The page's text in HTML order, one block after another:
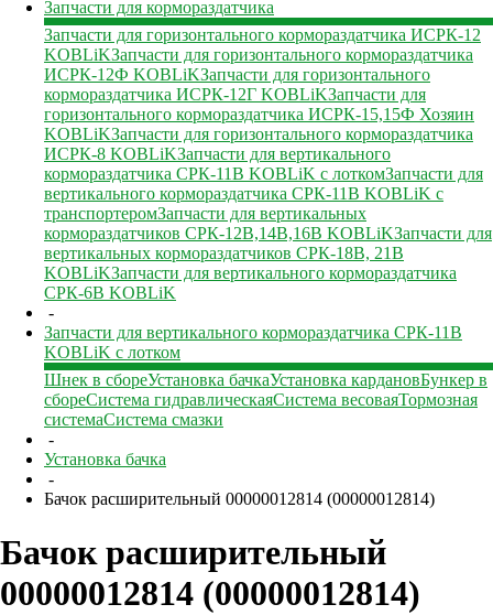
Запчасти для кормораздатчика
Запчасти для горизонтального кормораздатчика ИСРК-12
KOBLiKЗапчасти для горизонтального кормораздатчика
ИСРК-12Ф KOBLiKЗапчасти для горизонтального
кормораздатчика ИСРК-12Г KOBLiKЗапчасти для
горизонтального кормораздатчика ИСРК-15,15Ф Хозяин
KOBLiKЗапчасти для горизонтального кормораздатчика
ИСРК-8 KOBLiKЗапчасти для вертикального
кормораздатчика СРК-11В KOBLiK с лоткомЗапчасти для
вертикального кормораздатчика СРК-11В KOBLiK с
транспортеромЗапчасти для вертикальных
кормораздатчиков СРК-12В,14В,16В KOBLiKЗапчасти для
вертикальных кормораздатчиков СРК-18В, 21В
KOBLiKЗапчасти для вертикального кормораздатчика
СРК-6В KOBLiK
-
Запчасти для вертикального кормораздатчика СРК-11В
KOBLiK с лотком
Шнек в сбореУстановка бачкаУстановка кардановБункер в
сбореСистема гидравлическаяСистема весоваяТормозная
системаСистема смазки
-
Установка бачка
-
Бачок расширительный 00000012814 (00000012814)
Бачок расширительный
00000012814 (00000012814)